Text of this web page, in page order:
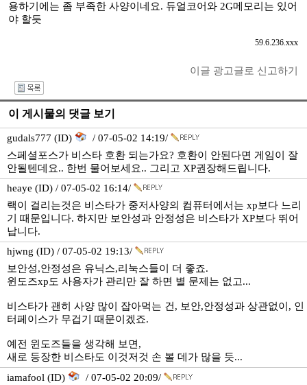
용하기에는 좀 부족한 사양이네요. 듀얼코어와 2G메모리는 있어
야 할듯
59.6.236.xxx
이글 광고글로 신고하기
이 게시물의 댓글 보기
gudals777 (ID)
/ 07-05-02 14:19/
스페셜포스가 비스타 호환 되는가요? 호환이 안된다면 게임이 잘
안될텐데요.. 한번 물어보세요.. 그리고 XP권장해드립니다.
heaye (ID) / 07-05-02 16:14/
랙이 걸리는것은 비스타가 중저사양의 컴퓨터에서는 xp보다 느리
기 때문입니다. 하지만 보안성과 안정성은 비스타가 XP보다 뛰어
납니다.
hjwng (ID) / 07-05-02 19:13/
보안성,안정성은 유닉스,리눅스들이 더 좋죠.
윈도즈xp도 사용자가 관리만 잘 하면 별 문제는 없고...
비스타가 괜히 사양 많이 잡아먹는 건, 보안,안정성과 상관없이, 인
터페이스가 무겁기 때문이겠죠.
예전 윈도즈들을 생각해 보면,
새로 등장한 비스타도 이것저것 손 볼 데가 많을 듯...
iamafool (ID)
/ 07-05-02 20:09/